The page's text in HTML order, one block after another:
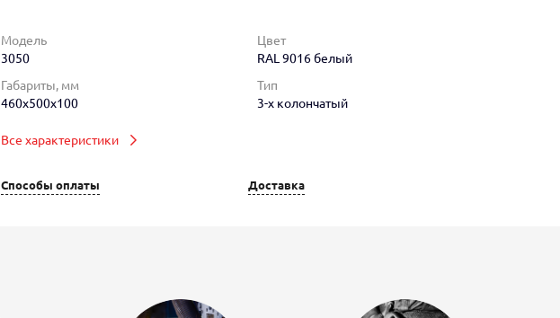
Модель
3050
Цвет
RAL 9016 белый
Габариты, мм
460x500x100
Тип
3-х колончатый
Все характеристики
Способы оплаты Доставка